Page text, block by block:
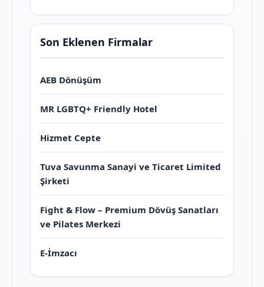
Son Eklenen Firmalar
AEB Dönüşüm
MR LGBTQ+ Friendly Hotel
Hizmet Cepte
Tuva Savunma Sanayi ve Ticaret Limited
Şirketi
Fight & Flow – Premium Dövüş Sanatları
ve Pilates Merkezi
E-İmzacı